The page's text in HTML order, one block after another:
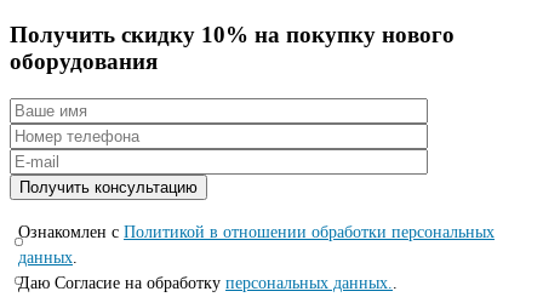
Получить скидку 10% на покупку нового
оборудования
Ознакомлен с Политикой в отношении обработки персональных
данных
Даю Согласие на обработку персональных данных.